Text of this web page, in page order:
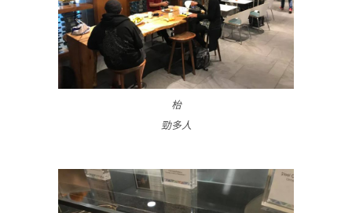
枱
勁多人